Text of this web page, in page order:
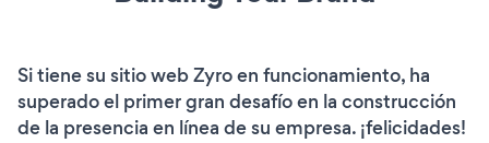
Si tiene su sitio web Zyro en funcionamiento, ha
superado el primer gran desafío en la construcción
de la presencia en línea de su empresa. ¡felicidades!